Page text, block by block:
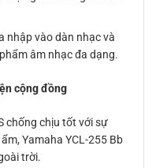
nhập vào dàn nhạc và
âm nhạc đa dạng.
cộng đồng
chống chịu tốt với sự
Yamaha YCL-255 Bb
trời.